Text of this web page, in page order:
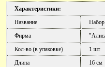
Характеристики:
Название
Фирма
Кол-во (в упаковке)
1 шт
Длина
16 см